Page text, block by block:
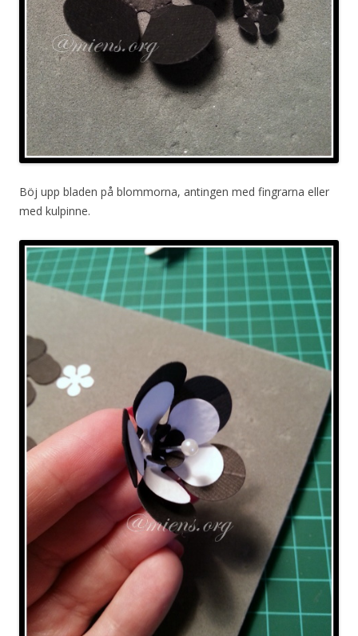
Böj upp bladen på blommorna, antingen med fingrarna eller
med kulpinne.